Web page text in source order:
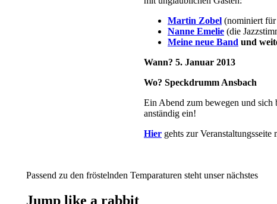
Martin Zobel (nominiert für
Nanne Emelie (die
Meine neue Band und
Wann? 5. Januar 2013
Wo? Speckdrumm Ansbach
Ein Abend zum bewegen und sich
anständig ein!
Hier gehts zur
Passend zu den fröstelnden Temparaturen steht unser nächstes
Jump like a rabbit